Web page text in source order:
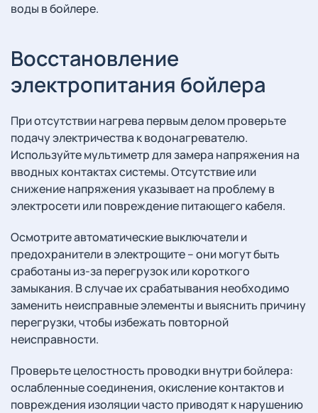
воды в бойлере.
Восстановление
электропитания бойлера
При отсутствии нагрева первым делом проверьте
подачу электричества к водонагревателю.
Используйте мультиметр для замера напряжения на
вводных контактах системы. Отсутствие или
снижение напряжения указывает на проблему в
электросети или повреждение питающего кабеля.
Осмотрите автоматические выключатели и
предохранители в электрощите – они могут быть
сработаны из-за перегрузок или короткого
замыкания. В случае их срабатывания необходимо
заменить неисправные элементы и выяснить причину
перегрузки, чтобы избежать повторной
неисправности.
Проверьте целостность проводки внутри бойлера:
ослабленные соединения, окисление контактов и
повреждения изоляции часто приводят к нарушению